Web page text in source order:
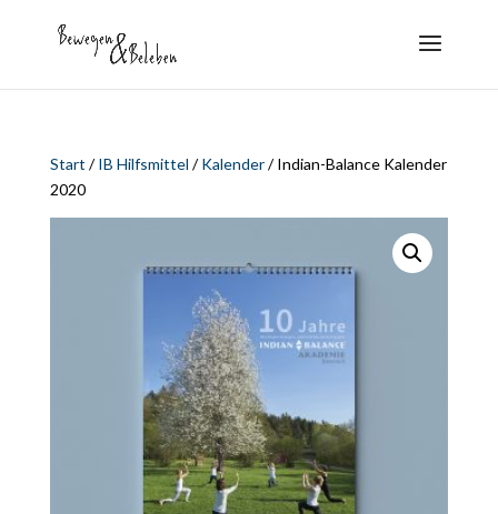
Start /IB Hilfsmittel /Kalender/ Indian-Balance Kalender
2020